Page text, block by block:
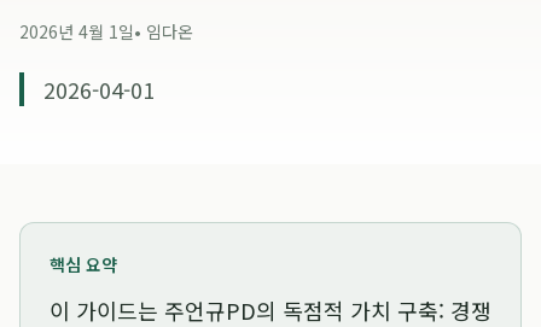
2026년 4월 1일• 임다온
2026-04-01
핵심 요약
이 가이드는 주언규PD의 독점적 가치 구축: 경쟁